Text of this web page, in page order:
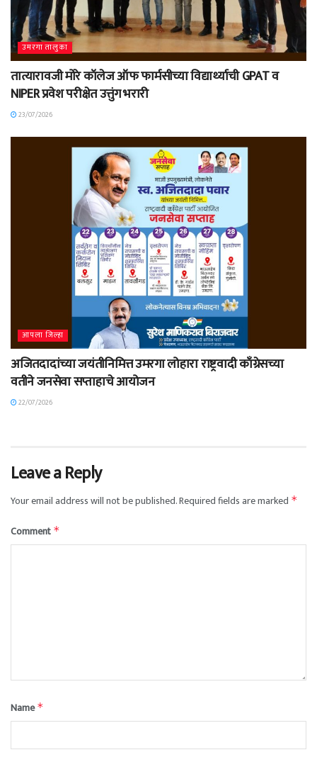
उमरगा तालुका
तात्यारावजी मोरे कॉलेज ऑफ फार्मसीच्या विद्यार्थ्याची GPAT व
NIPER प्रवेश परीक्षेत उत्तुंग भरारी
23/07/2026
आपला जिल्हा
अजितदादांच्या जयंतीनिमित्त उमरगा लोहारा राष्ट्रवादी काँग्रेसच्या
वतीने जनसेवा सप्ताहाचे आयोजन
22/07/2026
Leave a Reply
Your email address will not be published.Required fields are marked *
Comment *
Name*